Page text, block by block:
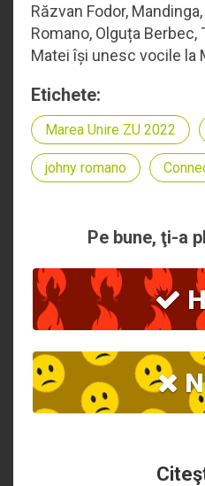
Răzvan Fodor,
Romano, Olguța Berbec,
Matei își unesc vocile la
Etichete:
Marea Unire ZU 2022
johny romano
Pe bune, ţi-a